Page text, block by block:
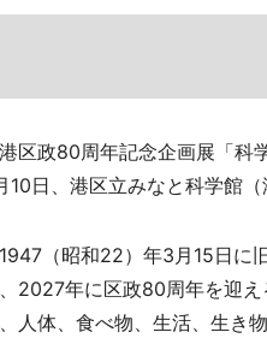
区政80周年記念企画展「科
10日、港区立みなと科学館（
（昭和22）年3月15日に
2027年に区政80周年を迎
人体、食べ物、生活、生き